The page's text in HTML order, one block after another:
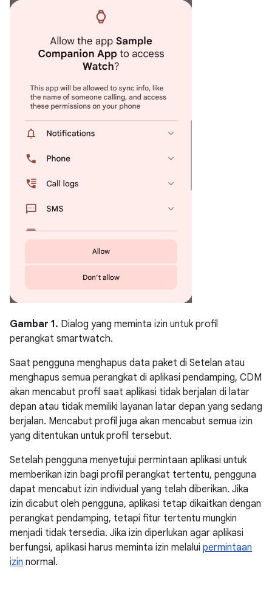
Gambar 1. Dialog yang meminta izin untuk profil
perangkat smartwatch.
Saat pengguna menghapus data paket di Setelan atau
menghapus semua perangkat di aplikasi pendamping, CDM
akan mencabut profil saat aplikasi tidak berjalan di latar
depan atau tidak memiliki layanan latar depan yang sedang
berjalan. Mencabut profil juga akan mencabut semua izin
yang ditentukan untuk profil tersebut.
Setelah pengguna menyetujui permintaan aplikasi untuk
memberikan izin bagi profil perangkat tertentu, pengguna
dapat mencabut izin individual yang telah diberikan. Jika
izin dicabut oleh pengguna, aplikasi tetap dikaitkan dengan
perangkat pendamping, tetapi fitur tertentu mungkin
menjadi tidak tersedia. Jika izin diperlukan agar aplikasi
berfungsi, aplikasi harus meminta izin melalui permintaan
izin normal.